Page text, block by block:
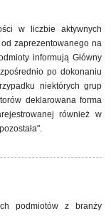
4
0,0%
10 0,1%
w liczbie aktywnych
zaprezentowanego na
informują Główny
po dokonaniu
niektórych grup
deklarowana forma
również w
podmiotów z branży